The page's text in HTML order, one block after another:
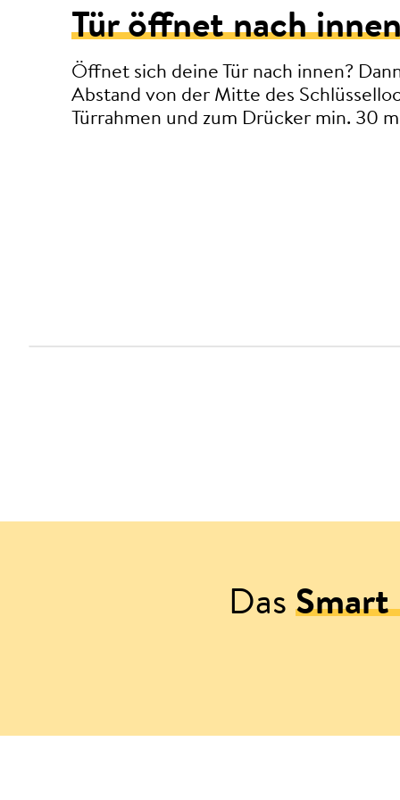
Tür öffnet nach
Öffnet sich deine Tür nach innen?
Abstand von der Mitte des
Türrahmen und zum Drücker min. 30
DasSmart